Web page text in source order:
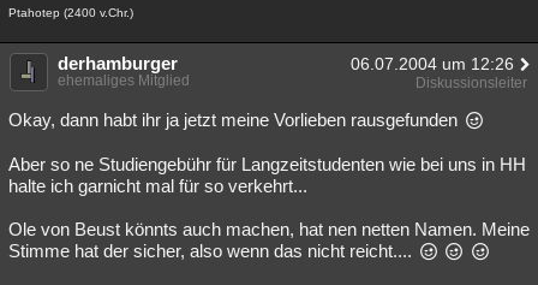
Ptahotep (2400 v.Chr.)
derhamburger 06.07.2004 um 12:26
ehemaliges Mitglied Diskussionsleiter
Okay, dann habt ihr ja jetzt meine Vorlieben rausgefunden
Aber so ne Studiengebühr für Langzeitstudenten wie bei uns in HH
halte ich garnicht mal für so verkehrt...
Ole von Beust könnts auch machen, hat nen netten Namen. Meine
Stimme hat der sicher, also wenn das nicht reicht....